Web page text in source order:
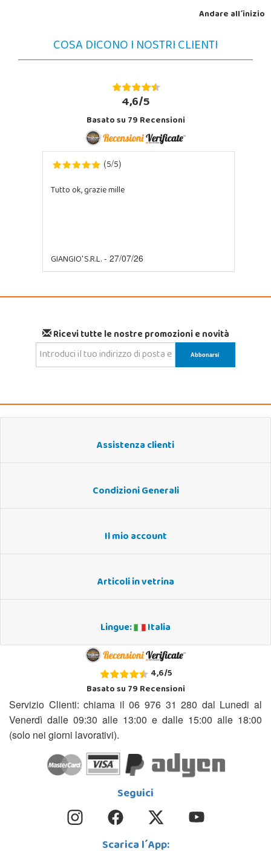
Andare all´inizio
COSA DICONO I NOSTRI CLIENTI
4,6/5
Basato su79Recensioni
(5/5)
Tutto ok, grazie mille
GIANGIO' S.R.L.- 27/07/26
Ricevi tutte le nostre promozioni e novità
Assistenza clienti
Condizioni Generali
Il mio account
Articoli in vetrina
Lingue: Italia
4,6/5
Basato su79Recensioni
Servizio Clienti: chiama il 06 976 31 280 dal Lunedi al
Venerdì dalle 09:30 alle 13:00 e dalle 15:00 alle 18:00
(solo nei giorni lavorativi).
Seguici
Scarica l´App: